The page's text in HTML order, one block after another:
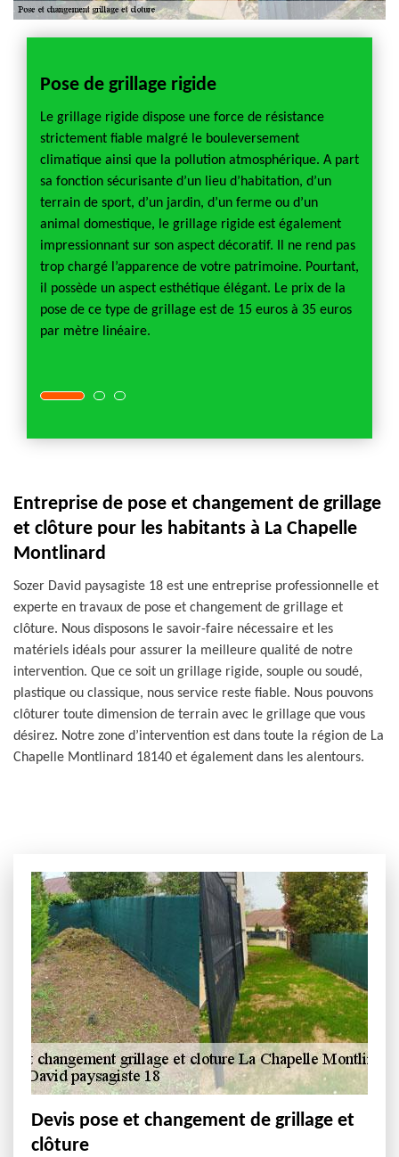
Pose de grillage rigide
Le grillage rigide dispose une force de résistance
strictement fiable malgré le bouleversement
climatique ainsi que la pollution atmosphérique. A part
sa fonction sécurisante d’un lieu d’habitation, d’un
terrain de sport, d’un jardin, d’un ferme ou d’un
animal domestique, le grillage rigide est également
impressionnant sur son aspect décoratif. Il ne rend pas
trop chargé l’apparence de votre patrimoine. Pourtant,
il possède un aspect esthétique élégant. Le prix de la
pose de ce type de grillage est de 15 euros à 35 euros
par mètre linéaire.
Entreprise de pose et changement de grillage
et clôture pour les habitants à La Chapelle
Montlinard
Sozer David paysagiste 18 est une entreprise professionnelle et
experte en travaux de pose et changement de grillage et
clôture. Nous disposons le savoir-faire nécessaire et les
matériels idéals pour assurer la meilleure qualité de notre
intervention. Que ce soit un grillage rigide, souple ou soudé,
plastique ou classique, nous service reste fiable. Nous pouvons
clôturer toute dimension de terrain avec le grillage que vous
désirez. Notre zone d’intervention est dans toute la région de La
Chapelle Montlinard 18140 et également dans les alentours.
Devis pose et changement de grillage et
clôture